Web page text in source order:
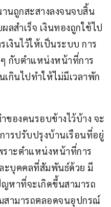
นถูกสะสางลงจนจบสิ้น
สำเร็จ เงินทองถูกใช้ไป
เงินไว้ให้เป็นระบบ การ
กับตำแหน่งหน้าที่การ
กินไปทำให้ไม่มีเวลาพัก
ของคนรอบข้างไว้บ้าง จะ
ารปรับปรุงบ้านเรือนที่อยู่
ราะตำแหน่งหน้าที่การ
บุคคลที่สัมพันธ์ด้วย มี
หาที่จะเกิดขึ้นสามารถ
สามารถตลอดจนอุปกรณ์